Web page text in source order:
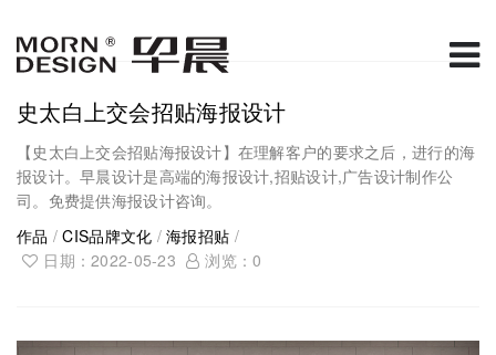
史太白上交会招贴海报设计
【史太白上交会招贴海报设计】在理解客户的要求之后，进行的海
报设计。早晨设计是高端的海报设计,招贴设计,广告设计制作公
司。免费提供海报设计咨询。
作品 /CIS品牌文化 /海报招贴 /
日期：2022-05-23
浏览：0